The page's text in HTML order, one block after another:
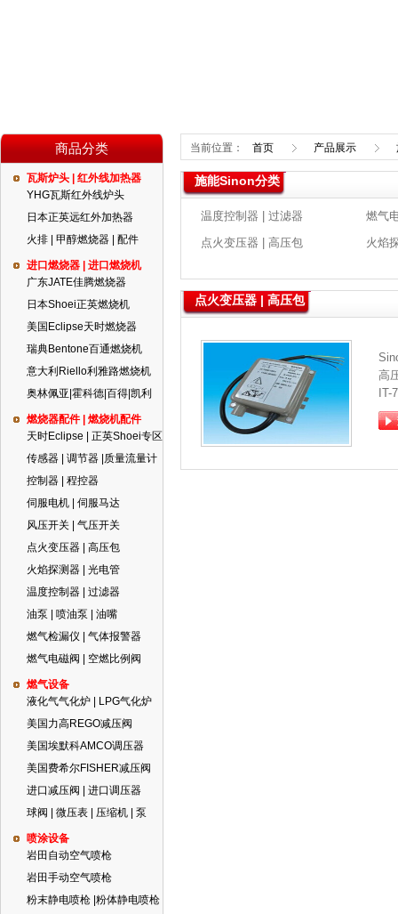
商品分类
瓦斯炉头 | 红外线加热器
YHG瓦斯红外线炉头
日本正英远红外加热器
火排 | 甲醇燃烧器 | 配件
进口燃烧器 | 进口燃烧机
广东JATE佳腾燃烧器
日本Shoei正英燃烧机
美国Eclipse天时燃烧器
瑞典Bentone百通燃烧机
意大利Riello利雅路燃烧机
奥林佩亚|霍科德|百得|凯利
燃烧器配件 | 燃烧机配件
天时Eclipse | 正英Shoei专区
传感器 | 调节器 |质量流量计
控制器 | 程控器
伺服电机 | 伺服马达
风压开关 | 气压开关
点火变压器 | 高压包
火焰探测器 | 光电管
温度控制器 | 过滤器
油泵 | 喷油泵 | 油嘴
燃气检漏仪 | 气体报警器
燃气电磁阀 | 空燃比例阀
燃气设备
液化气气化炉 | LPG气化炉
美国力高REGO减压阀
美国埃默科AMCO调压器
美国费希尔FISHER减压阀
进口减压阀 | 进口调压器
球阀 | 微压表 | 压缩机 | 泵
喷涂设备
岩田自动空气喷枪
岩田手动空气喷枪
粉末静电喷枪 |粉体静电喷枪
当前位置： 首页 产品展示
施能Sinon分类
温度控制器 | 过滤器
燃气
点火变压器 | 高压包
火焰
点火变压器 | 高压包
高
IT-